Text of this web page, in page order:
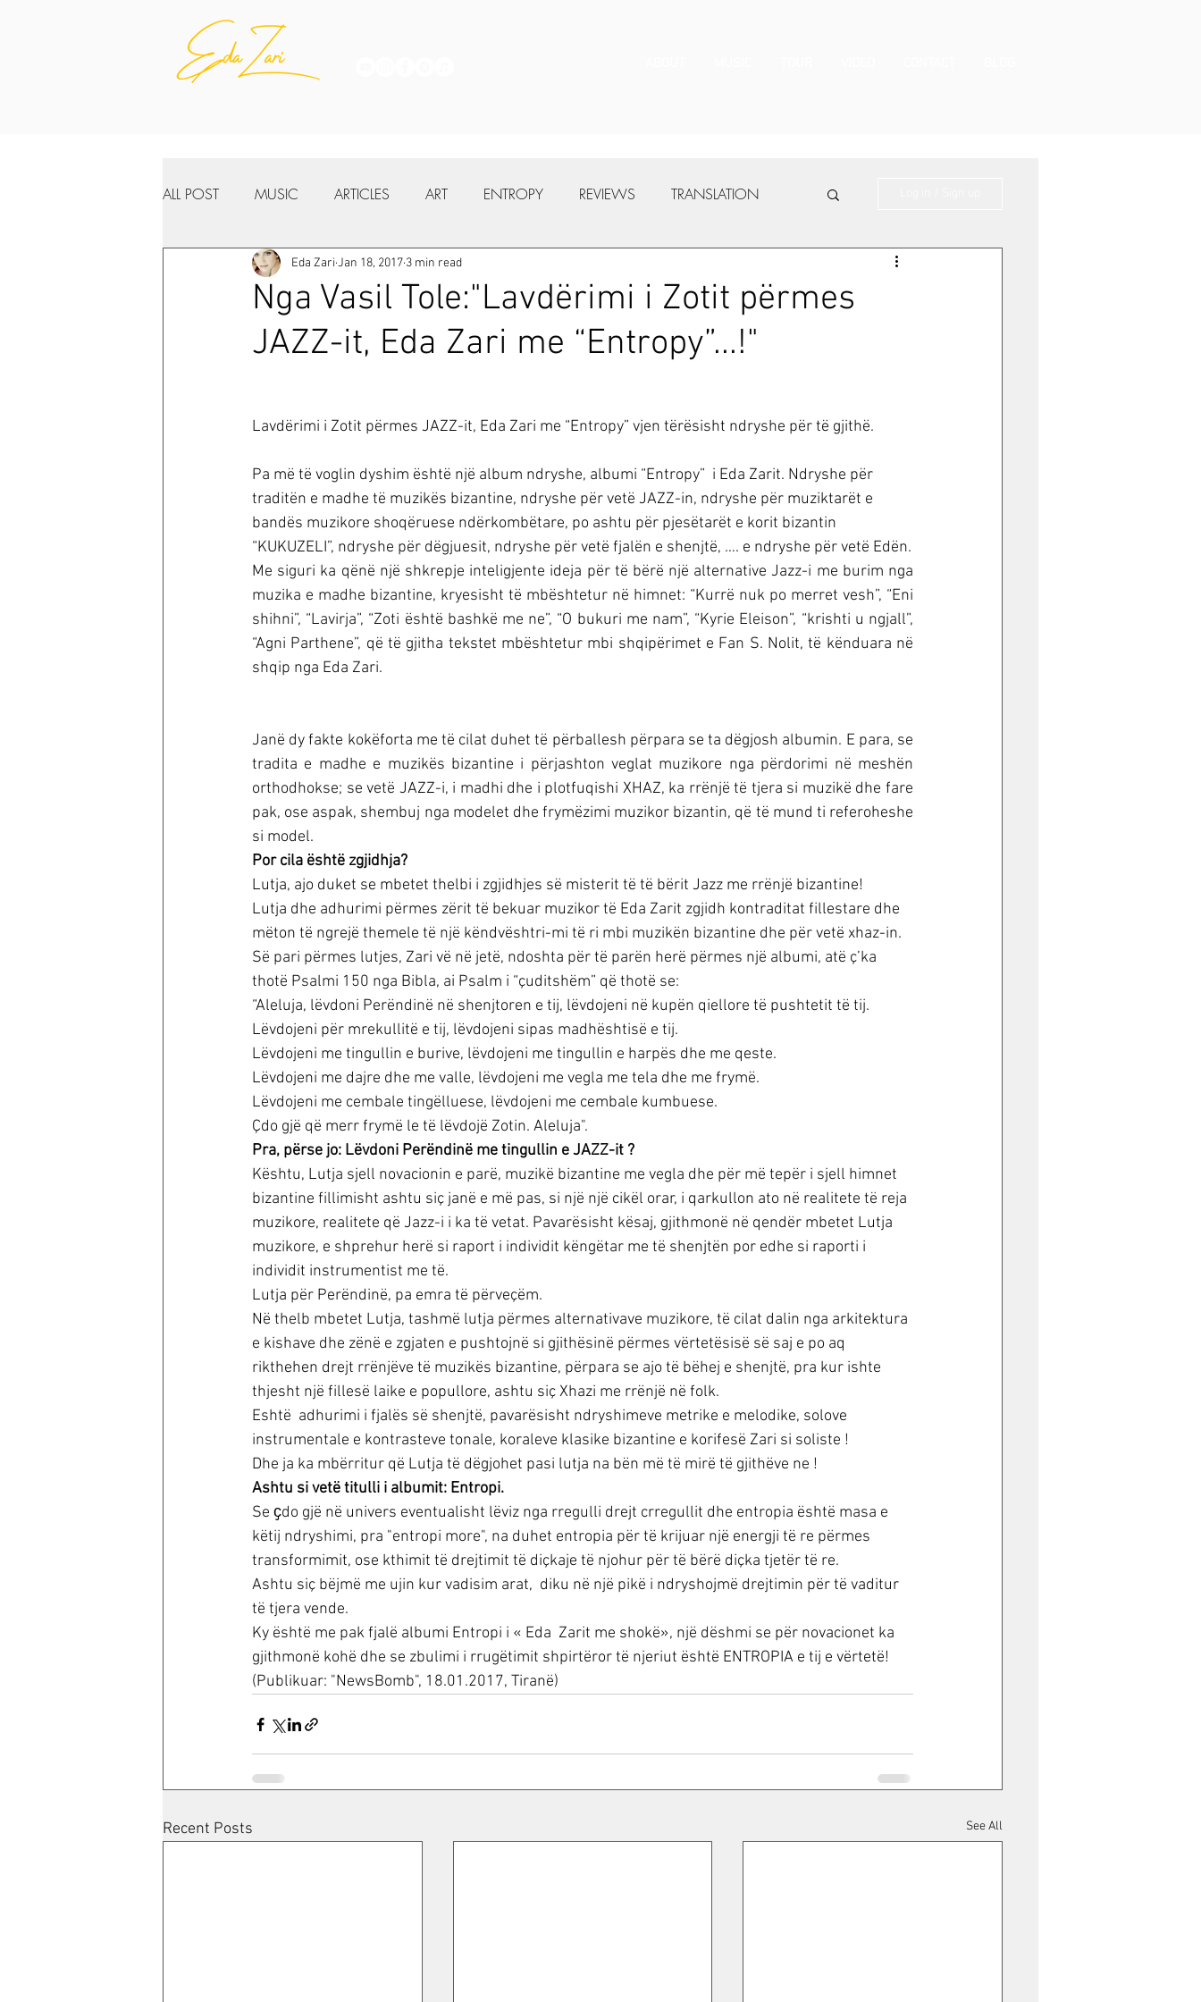
ALL POST MUSIC ARTICLES ART ENTROPY REVIEWS TRANSLATION
Nga Vasil Tole:"Lavdërimi i Zotit përmes
JAZZ-it, Eda Zari me “Entropy”...!"
Eda Zari Jan 18, 2017 3 min read
Lavdërimi i Zotit përmes JAZZ-it, Eda Zari me “Entropy” vjen tërësisht ndryshe për të gjithë.
Pa më të voglin dyshim është një album ndryshe, albumi “Entropy”  i Eda Zarit. Ndryshe për
traditën e madhe të muzikës bizantine, ndryshe për vetë JAZZ-in, ndryshe për muziktarët e
bandës muzikore shoqëruese ndërkombëtare, po ashtu për pjesëtarët e korit bizantin
“KUKUZELI”, ndryshe për dëgjuesit, ndryshe për vetë fjalën e shenjtë, …. e ndryshe për vetë Edën.
Me siguri ka qënë një shkrepje inteligjente ideja për të bërë një alternative Jazz-i me burim nga
muzika e madhe bizantine, kryesisht të mbështetur në himnet: “Kurrë nuk po merret vesh”, “Eni
shihni”, “Lavirja”, “Zoti është bashkë me ne”, “O bukuri me nam”, “Kyrie Eleison”, “krishti u ngjall”,
“Agni Parthene”, që të gjitha tekstet mbështetur mbi shqipërimet e Fan S. Nolit, të kënduara në
shqip nga Eda Zari.
Janë dy fakte kokëforta me të cilat duhet të përballesh përpara se ta dëgjosh albumin. E para, se
tradita e madhe e muzikës bizantine i përjashton veglat muzikore nga përdorimi në meshën
orthodhokse; se vetë JAZZ-i, i madhi dhe i plotfuqishi XHAZ, ka rrënjë të tjera si muzikë dhe fare
pak, ose aspak, shembuj nga modelet dhe frymëzimi muzikor bizantin, që të mund ti referoheshe
si model.
Por cila është zgjidhja?
Lutja, ajo duket se mbetet thelbi i zgjidhjes së misterit të të bërit Jazz me rrënjë bizantine!
Lutja dhe adhurimi përmes zërit të bekuar muzikor të Eda Zarit zgjidh kontraditat fillestare dhe
mëton të ngrejë themele të një këndvështri-mi të ri mbi muzikën bizantine dhe për vetë xhaz-in.
Së pari përmes lutjes, Zari vë në jetë, ndoshta për të parën herë përmes një albumi, atë ç’ka
thotë Psalmi 150 nga Bibla, ai Psalm i “çuditshëm” që thotë se:
“Aleluja, lëvdoni Perëndinë në shenjtoren e tij, lëvdojeni në kupën qiellore të pushtetit të tij.
Lëvdojeni për mrekullitë e tij, lëvdojeni sipas madhështisë e tij.
Lëvdojeni me tingullin e burive, lëvdojeni me tingullin e harpës dhe me qeste.
Lëvdojeni me dajre dhe me valle, lëvdojeni me vegla me tela dhe me frymë.
Lëvdojeni me cembale tingëlluese, lëvdojeni me cembale kumbuese.
Çdo gjë që merr frymë le të lëvdojë Zotin. Aleluja".
Pra, përse jo: Lëvdoni Perëndinë me tingullin e JAZZ-it ?
Kështu, Lutja sjell novacionin e parë, muzikë bizantine me vegla dhe për më tepër i sjell himnet
bizantine fillimisht ashtu siç janë e më pas, si një një cikël orar, i qarkullon ato në realitete të reja
muzikore, realitete që Jazz-i i ka të vetat. Pavarësisht kësaj, gjithmonë në qendër mbetet Lutja
muzikore, e shprehur herë si raport i individit këngëtar me të shenjtën por edhe si raporti i
individit instrumentist me të.
Lutja për Perëndinë, pa emra të përveçëm.
Në thelb mbetet Lutja, tashmë lutja përmes alternativave muzikore, të cilat dalin nga arkitektura
e kishave dhe zënë e zgjaten e pushtojnë si gjithësinë përmes vërtetësisë së saj e po aq
rikthehen drejt rrënjëve të muzikës bizantine, përpara se ajo të bëhej e shenjtë, pra kur ishte
thjesht një fillesë laike e popullore, ashtu siç Xhazi me rrënjë në folk.
Eshtë  adhurimi i fjalës së shenjtë, pavarësisht ndryshimeve metrike e melodike, solove
instrumentale e kontrasteve tonale, koraleve klasike bizantine e korifesë Zari si soliste !
Dhe ja ka mbërritur që Lutja të dëgjohet pasi lutja na bën më të mirë të gjithëve ne !
Ashtu si vetë titulli i albumit: Entropi.
Se ҫdo gjë në univers eventualisht lëviz nga rregulli drejt crregullit dhe entropia është masa e
këtij ndryshimi, pra "entropi more", na duhet entropia për të krijuar një energji të re përmes
transformimit, ose kthimit të drejtimit të diçkaje të njohur për të bërë diçka tjetër të re.
Ashtu siç bëjmë me ujin kur vadisim arat,  diku në një pikë i ndryshojmë drejtimin për të vaditur
të tjera vende.
Ky është me pak fjalë albumi Entropi i « Eda  Zarit me shokë», një dëshmi se për novacionet ka
gjithmonë kohë dhe se zbulimi i rrugëtimit shpirtëror të njeriut është ENTROPIA e tij e vërtetë!
(Publikuar: "NewsBomb", 18.01.2017, Tiranë)
Recent Posts See All